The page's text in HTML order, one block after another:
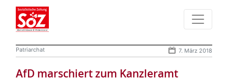
Patriarchat 7. März 2018
AfD marschiert zum Kanzleramt